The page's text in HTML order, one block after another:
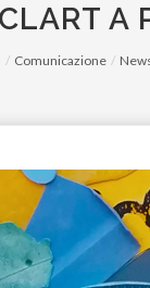
A
Comunicazione